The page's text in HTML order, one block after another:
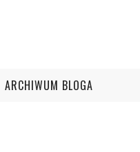
ARCHIWUM BLOGA